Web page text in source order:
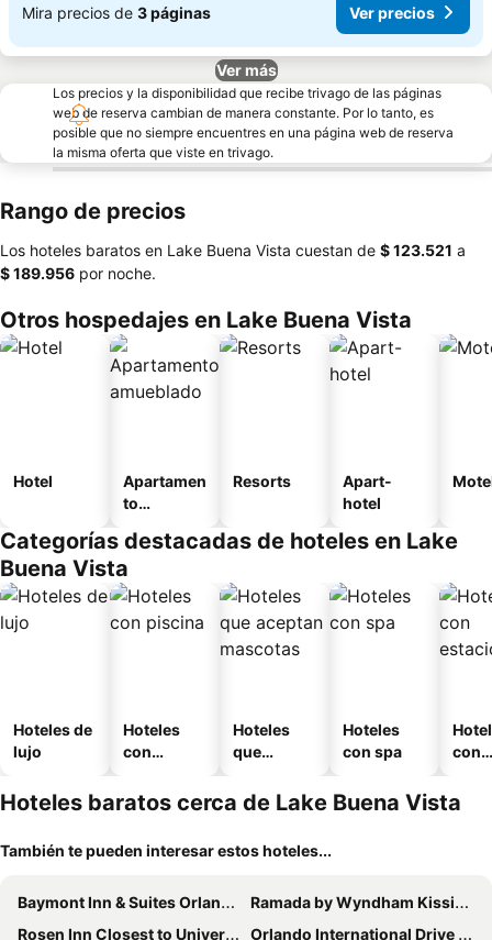
Mira precios de 3 páginas Ver precios
Ver más
Los precios y la disponibilidad que recibe trivago de las páginas
web de reserva cambian de manera constante. Por lo tanto, es
posible que no siempre encuentres en una página web de reserva
la misma oferta que viste en trivago.
Rango de precios
Los hoteles baratos en Lake Buena Vista cuestan de ‎$ 123.521 a
‎$ 189.956 por noche.
Otros hospedajes en Lake Buena Vista
Hotel
Apartamen
to
o
Resorts
Apart-
hotel
Categorías destacadas de hoteles en Lake
Buena Vista
Hoteles de
lujo
Hoteles
con
Hoteles
que
mascotas
Hoteles
con spa
con
Hoteles baratos cerca de Lake Buena Vista
También te pueden interesar estos hoteles...
Baymont Inn & Suites Orlando Universal Blvd
Ramada by Wyndham Kissimmee Gateway
Rosen Inn Closest to Universal
Orlando International Drive North Hotel